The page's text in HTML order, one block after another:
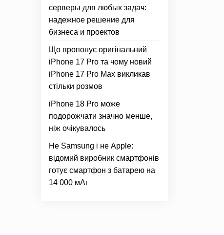
серверы для любых задач:
надежное решение для
бизнеса и проектов
Що пропонує оригінальний
iPhone 17 Pro та чому новий
iPhone 17 Pro Max викликав
стільки розмов
iPhone 18 Pro може
подорожчати значно менше,
ніж очікувалось
Не Samsung і не Apple:
відомий виробник смартфонів
готує смартфон з батарею на
14 000 мАг